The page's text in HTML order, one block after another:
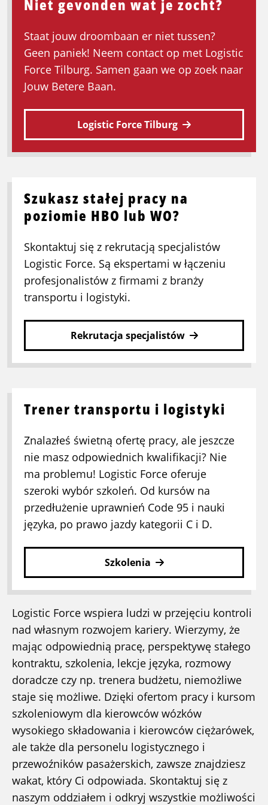
produkcyjny
praca
na
wakacje!
Niet gevonden wat je zocht?
Staat jouw droombaan er niet tussen?
Geen paniek! Neem contact op met Logistic
Force Tilburg. Samen gaan we op zoek naar
Jouw Betere Baan.
Logistic Force Tilburg
Szukasz stałej pracy na
poziomie HBO lub WO?
Skontaktuj się z rekrutacją specjalistów
Logistic Force. Są ekspertami w łączeniu
profesjonalistów z firmami z branży
transportu i logistyki.
Rekrutacja specjalistów
Trener transportu i logistyki
Znalazłeś świetną ofertę pracy, ale jeszcze
nie masz odpowiednich kwalifikacji? Nie
ma problemu! Logistic Force oferuje
szeroki wybór szkoleń. Od kursów na
przedłużenie uprawnień Code 95 i nauki
języka, po prawo jazdy kategorii C i D.
Szkolenia
Logistic Force wspiera ludzi w przejęciu kontroli
nad własnym rozwojem kariery. Wierzymy, że
mając odpowiednią pracę, perspektywę stałego
kontraktu, szkolenia, lekcje języka, rozmowy
doradcze czy np. trenera budżetu, niemożliwe
staje się możliwe. Dzięki ofertom pracy i kursom
szkoleniowym dla kierowców wózków
wysokiego składowania i kierowców ciężarówek,
ale także dla personelu logistycznego i
przewoźników pasażerskich, zawsze znajdziesz
wakat, który Ci odpowiada. Skontaktuj się z
naszym oddziałem i odkryj wszystkie możliwości